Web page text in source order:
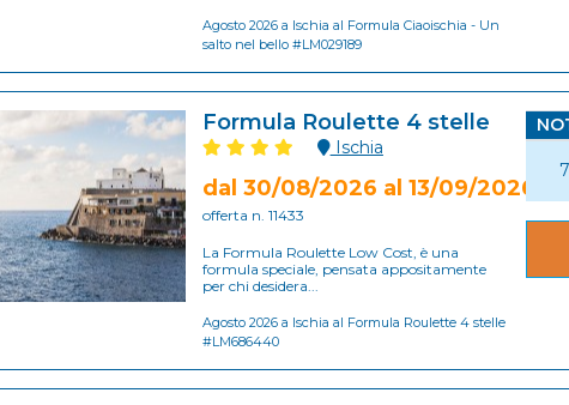
Agosto 2026 a Ischia al Formula Ciaoischia - Un
salto nel bello #LM029189
Formula Roulette 4 stelle
Ischia
dal 30/08/2026 al 13/09/2026
offerta n. 11433
La Formula Roulette Low Cost, è una
formula speciale, pensata appositamente
per chi desidera...
Agosto 2026 a Ischia al Formula Roulette 4 stelle
#LM686440
7